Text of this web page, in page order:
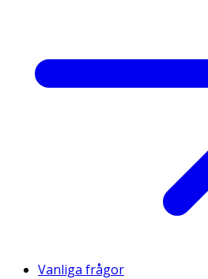
Vanliga frågor